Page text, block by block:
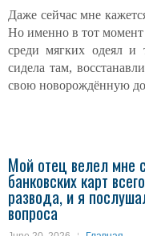
Даже сейчас мне
Но именно в тот
среди мягких одеял и
сидела там,
свою новорождённую
Мой отец велел мне
банковских карт
развода, и я
вопроса